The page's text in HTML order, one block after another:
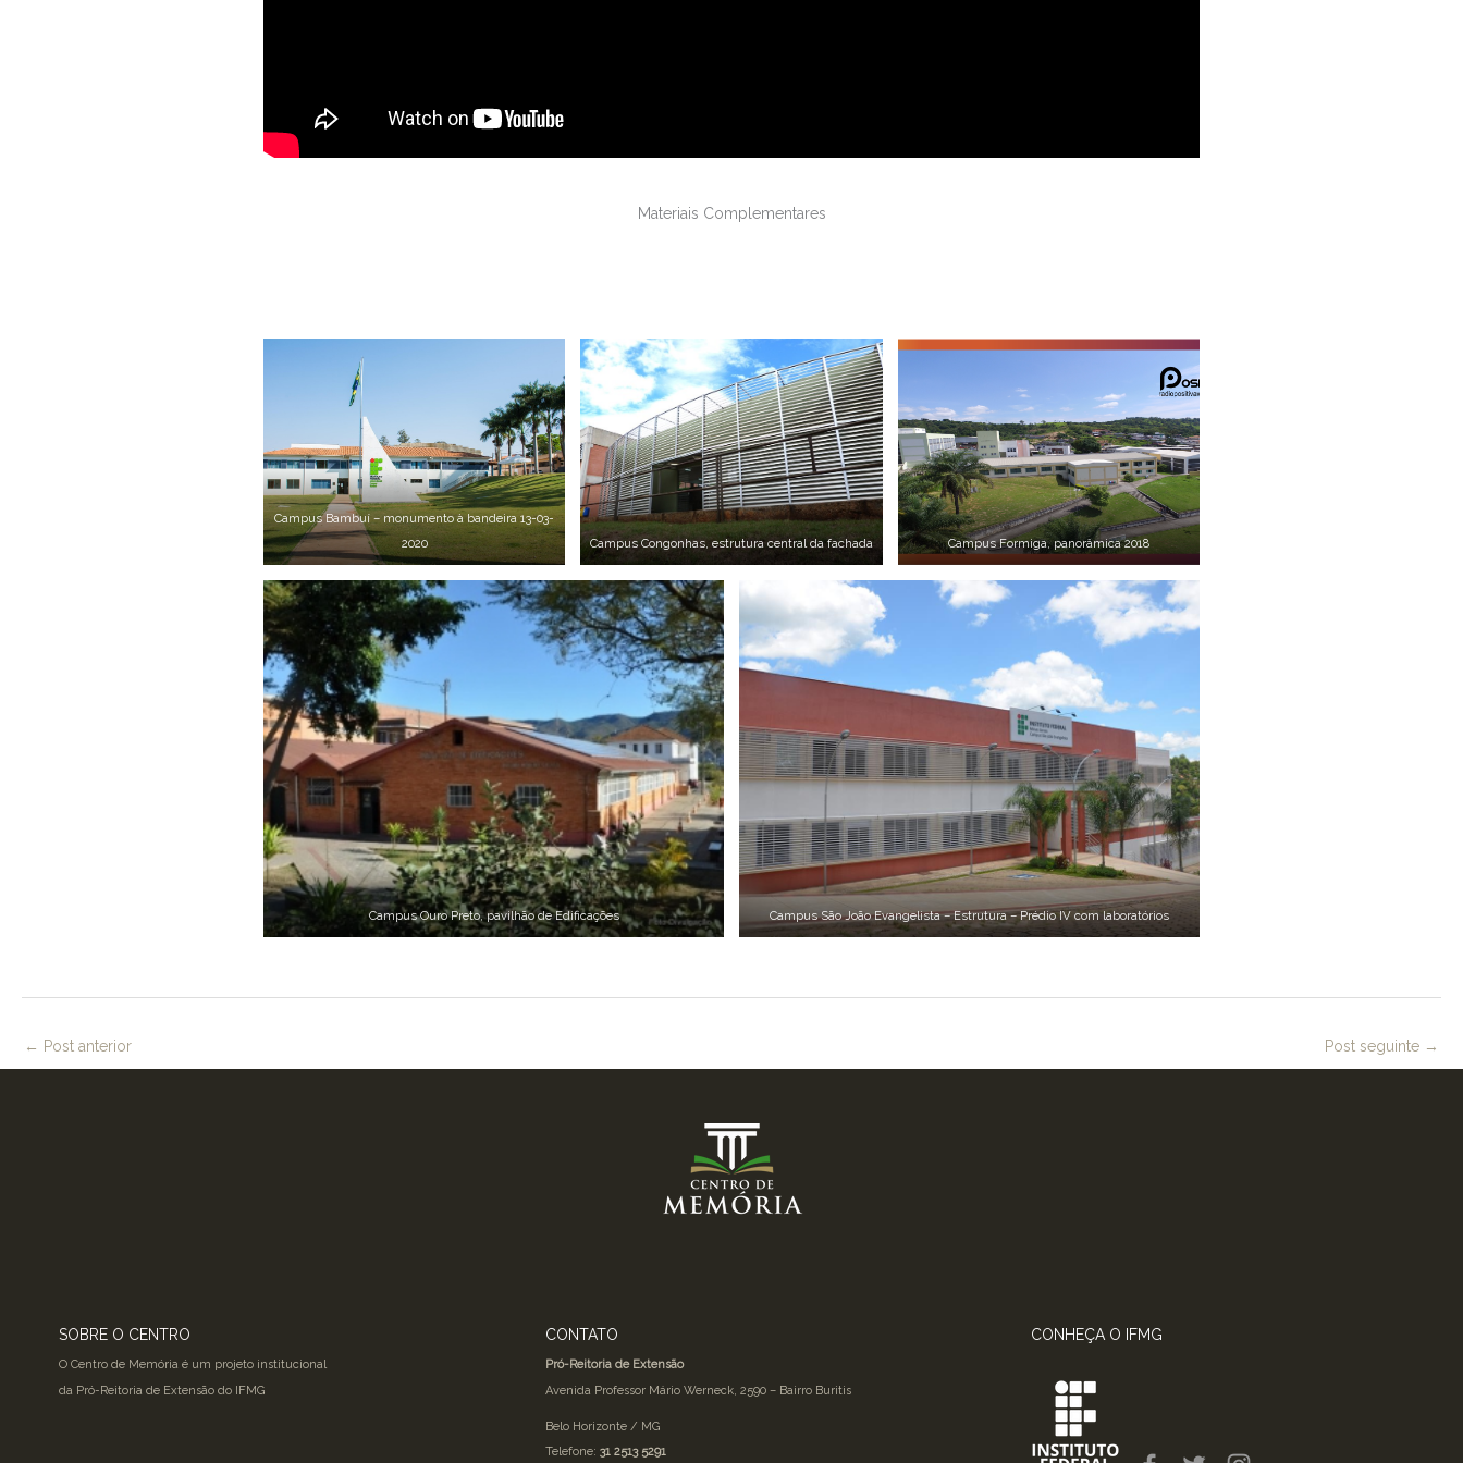
Materiais Complementares
Campus Bambuí – monumento à bandeira 13-03-
2020
Campus Congonhas, estrutura central da fachada Campus Formiga, panorâmica 2018
Campus Ouro Preto, pavilhão de Edificações Campus São João Evangelista – Estrutura – Prédio IV com laboratórios
← Post anterior Post seguinte →
SOBRE O CENTRO
O Centro de Memória é um projeto institucional
da Pró-Reitoria de Extensão do IFMG
CONTATO
Pró-Reitoria de Extensão
Avenida Professor Mário Werneck, 2590 – Bairro Buritis
Belo Horizonte / MG
Telefone: 31 2513 5291
CONHEÇA O IFMG